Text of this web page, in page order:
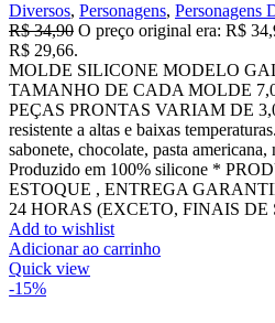
Diversos, Personagens, Personagens
R$34,90 O preço original era: R$
R$ 29,66.
MOLDE SILICONE MODELO
TAMANHO DE CADA MOLDE
PEÇAS PRONTAS VARIAM DE
resistente a altas e baixas
sabonete, chocolate, pasta americana,
Produzido em 100% silicone *
ESTOQUE , ENTREGA
24 HORAS (EXCETO, FINAIS
Add to wishlist
Adicionar ao carrinho
Quick view
-15%